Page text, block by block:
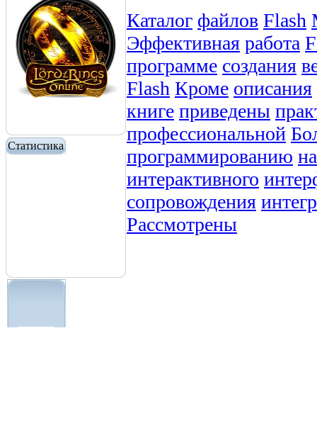
Статистика
Каталог файлов Flash
Эффективная работа
программе создания
Flash Кроме описания
книге приведены
профессиональной
программированию на
интерактивного
сопровождения
Рассмотрены